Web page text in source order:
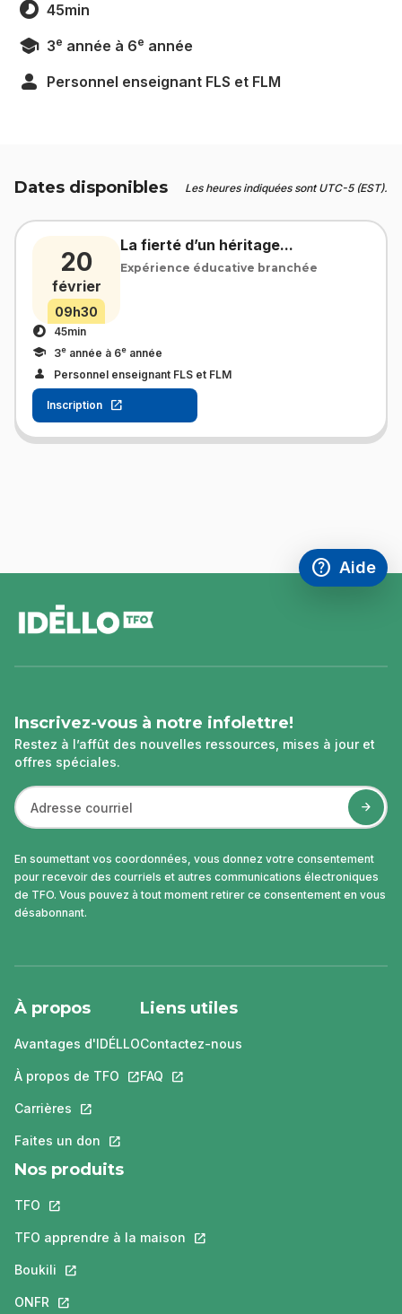
45min
3e année à 6e année
Personnel enseignant FLS et FLM
Dates disponibles Les heures indiquées sont UTC-5 (EST).
20
février
09h30
La fierté d’un héritage...
Expérience éducative branchée
45min
3e année à 6e année
Personnel enseignant FLS et FLM
Inscription
help
Accéder à
Aide
,Ce lien
de
page
Inscrivez-vous à notre infolettre!
Restez à l’affût des nouvelles ressources, mises à jour et
offres spéciales.
En soumettant vos coordonnées, vous donnez votre consentement
pour recevoir des courriels et autres communications électroniques
de TFO. Vous pouvez à tout moment retirer ce consentement en vous
désabonnant.
À propos
Avantages d'IDÉLLO
À propos de TFO Ce lien s'ouvrira dans un nouvel onglet.
Carrières Ce lien s'ouvrira dans un nouvel onglet.
Faites un don Ce lien s'ouvrira dans un nouvel onglet.
Liens utiles
Contactez-nous
FAQ Ce lien s'ouvrira dans un nouvel
Nos produits
TFO Ce lien s'ouvrira dans un nouvel onglet.
TFO apprendre à la maison Ce lien s'ouvrira dans un nouvel
Boukili Ce lien s'ouvrira dans un nouvel onglet.
ONFR Ce lien s'ouvrira dans un nouvel onglet.